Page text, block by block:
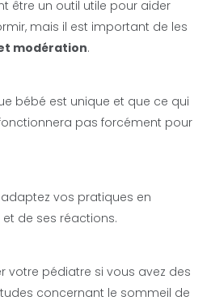
être un outil utile pour aider
mais il est important de les
modération.
bébé est unique et que ce qui
pas forcément pour
vos pratiques en
de ses réactions.
votre pédiatre si vous avez des
concernant le sommeil de